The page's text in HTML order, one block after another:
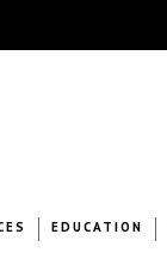
EDUCATION